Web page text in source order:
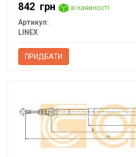
842 грн
в наявності
Артикул:
LINEX
ПРИДБАТИ